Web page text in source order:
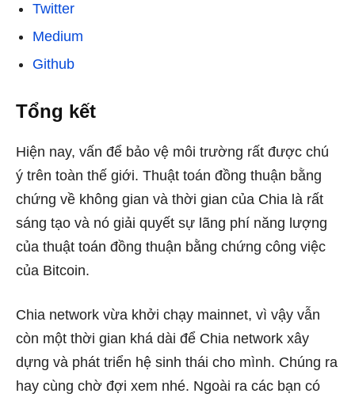
Twitter
Medium
Github
Tổng kết
Hiện nay, vấn để bảo vệ môi trường rất được chú
ý trên toàn thế giới. Thuật toán đồng thuận bằng
chứng về không gian và thời gian của Chia là rất
sáng tạo và nó giải quyết sự lãng phí năng lượng
của thuật toán đồng thuận bằng chứng công việc
của Bitcoin.
Chia network vừa khởi chạy mainnet, vì vậy vẫn
còn một thời gian khá dài để Chia network xây
dựng và phát triển hệ sinh thái cho mình. Chúng ra
hay cùng chờ đợi xem nhé. Ngoài ra các bạn có